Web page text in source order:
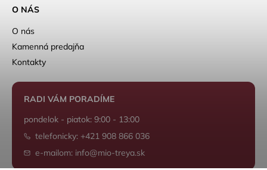
O NÁS
O nás
Kamenná predajňa
Kontakty
RADI VÁM PORADÍME
pondelok - piatok: 9:00 - 13:00
telefonicky: +421 908 866 036
e-mailom: info@mio-treya.sk